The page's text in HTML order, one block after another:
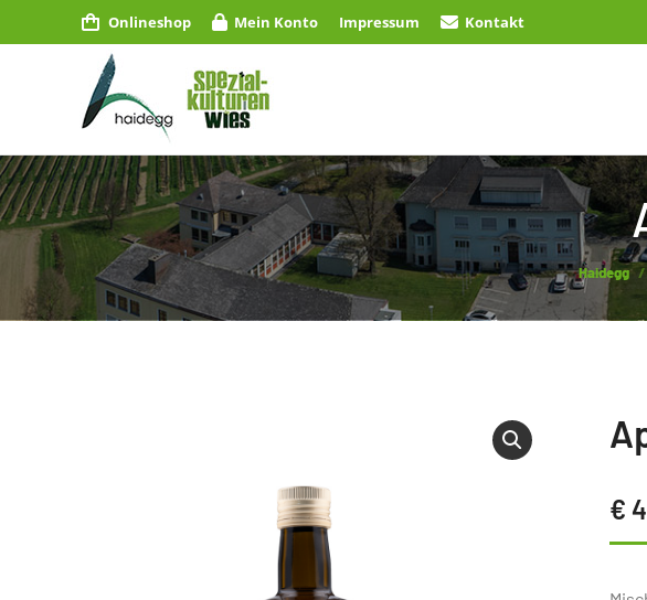
Onlineshop Mein Konto Impressum Kontakt
You are
Haidegg
€